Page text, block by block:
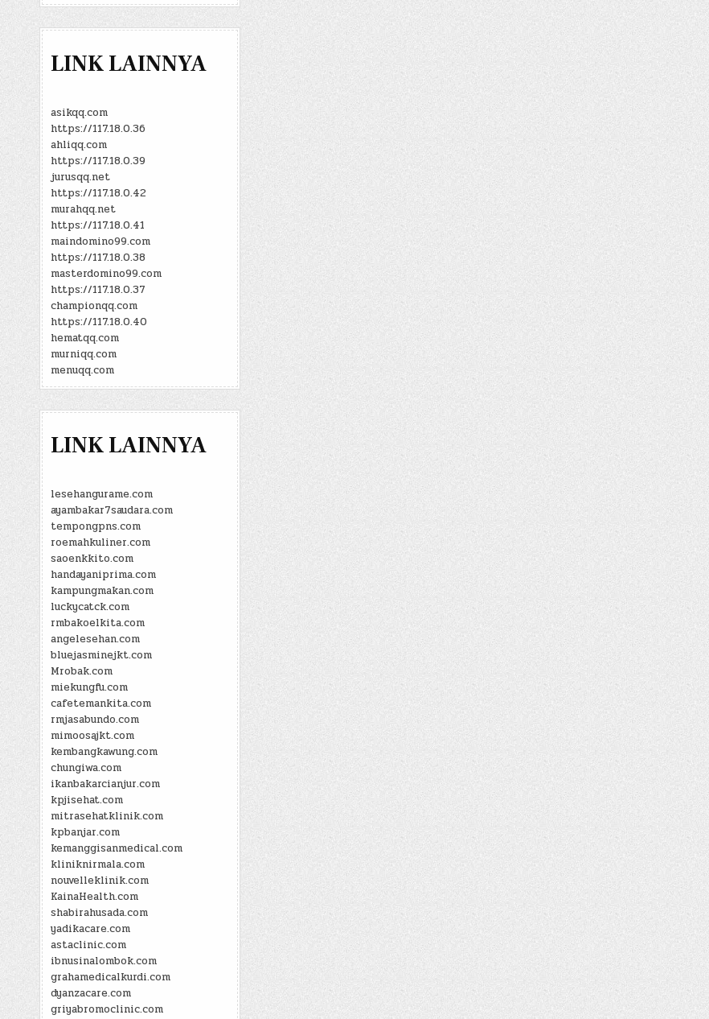
LINK LAINNYA
asikqq.com
https://117.18.0.36
ahliqq.com
https://117.18.0.39
jurusqq.net
https://117.18.0.42
murahqq.net
https://117.18.0.41
maindomino99.com
https://117.18.0.38
masterdomino99.com
https://117.18.0.37
championqq.com
https://117.18.0.40
hematqq.com
murniqq.com
menuqq.com
LINK LAINNYA
lesehangurame.com
ayambakar7saudara.com
tempongpns.com
roemahkuliner.com
saoenkkito.com
handayaniprima.com
kampungmakan.com
luckycatck.com
rmbakoelkita.com
angelesehan.com
bluejasminejkt.com
Mrobak.com
miekungfu.com
cafetemankita.com
rmjasabundo.com
mimoosajkt.com
kembangkawung.com
chungiwa.com
ikanbakarcianjur.com
kpjisehat.com
mitrasehatklinik.com
kpbanjar.com
kemanggisanmedical.com
kliniknirmala.com
nouvelleklinik.com
KainaHealth.com
shabirahusada.com
yadikacare.com
astaclinic.com
ibnusinalombok.com
grahamedicalkurdi.com
dyanzacare.com
griyabromoclinic.com